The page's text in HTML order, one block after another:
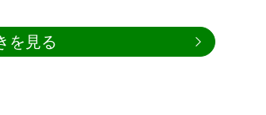
を見る